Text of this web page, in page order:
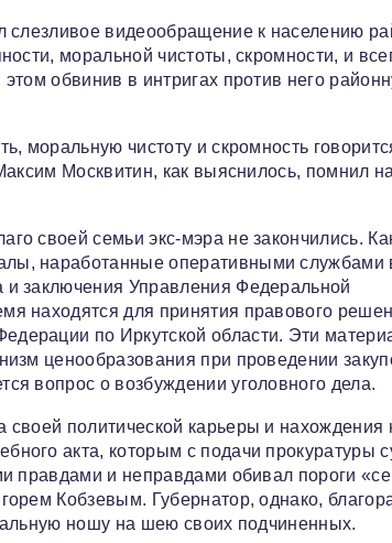
слезливое видеообращение к населению
моральной чистоты, скромности, и
обвинив в интригах против него
моральную чистоту и скромность
Москвитин, как выяснилось, помнил
своей семьи экс-мэра не закончились.
наработанные оперативными службами
заключения Управления Федеральной
находятся для принятия правового
по Иркутской области. Эти
ценообразования при проведении
вопрос о возбуждении уголовного дела.
своей политической карьеры и нахождения
акта, которым с подачи прокуратуры
правдами и неправдами обивал пороги
Кобзевым. Губернатор, однако,
ношу на шею своих подчиненных.